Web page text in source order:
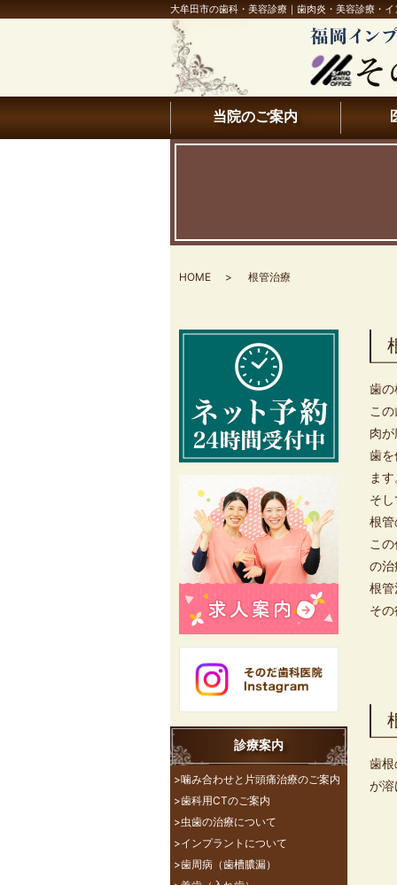
大牟田市の歯科・美容診療｜歯肉炎・美容診療・
当院のご案内
HOME 根管治療
歯
こ
肉
歯
ま
そ
根
こ
の
根
そ
歯
が
診療案内
>噛み合わせと片頭痛治療のご案内
>歯科用CTのご案内
>虫歯の治療について
>インプラントについて
>歯周病（歯槽膿漏）